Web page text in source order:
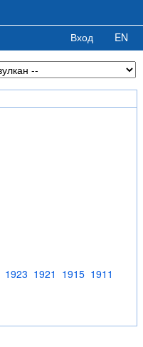
Вход EN
1923 1921 1915 1911